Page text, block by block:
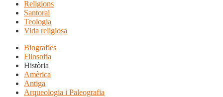
Religions
Santoral
Teologia
Vida religiosa
Biografies
Filosofia
Història
Amèrica
Antiga
Arqueologia i Paleografia